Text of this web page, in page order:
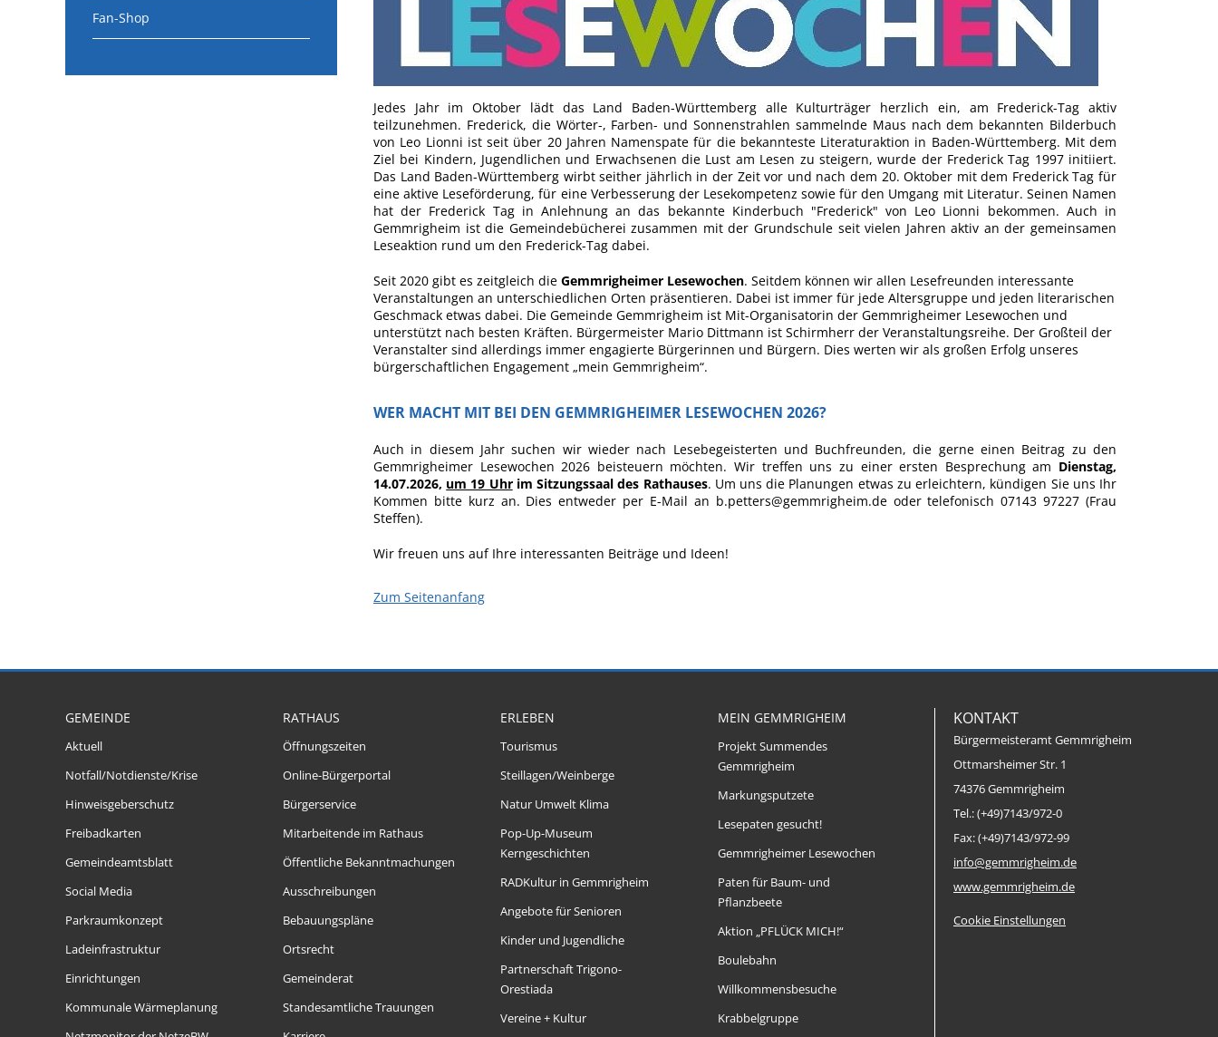
Fan-Shop
Jedes Jahr im Oktober lädt das Land Baden-Württemberg alle Kulturträger herzlich ein, am Frederick-Tag aktiv
teilzunehmen. Frederick, die Wörter-, Farben- und Sonnenstrahlen sammelnde Maus nach dem bekannten Bilderbuch
von Leo Lionni ist seit über 20 Jahren Namenspate für die bekannteste Literaturaktion in Baden-Württemberg. Mit dem
Ziel bei Kindern, Jugendlichen und Erwachsenen die Lust am Lesen zu steigern, wurde der Frederick Tag 1997 initiiert.
Das Land Baden-Württemberg wirbt seither jährlich in der Zeit vor und nach dem 20. Oktober mit dem Frederick Tag für
eine aktive Leseförderung, für eine Verbesserung der Lesekompetenz sowie für den Umgang mit Literatur. Seinen Namen
hat der Frederick Tag in Anlehnung an das bekannte Kinderbuch "Frederick" von Leo Lionni bekommen. Auch in
Gemmrigheim ist die Gemeindebücherei zusammen mit der Grundschule seit vielen Jahren aktiv an der gemeinsamen
Leseaktion rund um den Frederick-Tag dabei.
Seit 2020 gibt es zeitgleich die Gemmrigheimer Lesewochen. Seitdem können wir allen Lesefreunden interessante
Veranstaltungen an unterschiedlichen Orten präsentieren. Dabei ist immer für jede Altersgruppe und jeden literarischen
Geschmack etwas dabei. Die Gemeinde Gemmrigheim ist Mit-Organisatorin der Gemmrigheimer Lesewochen und
unterstützt nach besten Kräften. Bürgermeister Mario Dittmann ist Schirmherr der Veranstaltungsreihe. Der Großteil der
Veranstalter sind allerdings immer engagierte Bürgerinnen und Bürgern. Dies werten wir als großen Erfolg unseres
bürgerschaftlichen Engagement „mein Gemmrigheim“.
WER MACHT MIT BEI DEN GEMMRIGHEIMER LESEWOCHEN 2026?
Auch in diesem Jahr suchen wir wieder nach Lesebegeisterten und Buchfreunden, die gerne einen Beitrag zu den
Gemmrigheimer Lesewochen 2026 beisteuern möchten. Wir treffen uns zu einer ersten Besprechung am Dienstag,
14.07.2026, um 19 Uhrim Sitzungssaal des Rathauses. Um uns die Planungen etwas zu erleichtern, kündigen Sie uns Ihr
Kommen bitte kurz an. Dies entweder per E-Mail an b.petters@gemmrigheim.de oder telefonisch 07143 97227 (Frau
Steffen).
Wir freuen uns auf Ihre interessanten Beiträge und Ideen!
Zum Seitenanfang
GEMEINDE
Aktuell
Notfall/Notdienste/Krise
Hinweisgeberschutz
Freibadkarten
Gemeindeamtsblatt
Social Media
Parkraumkonzept
Ladeinfrastruktur
Einrichtungen
Kommunale Wärmeplanung
RATHAUS
Öffnungszeiten
Online-Bürgerportal
Bürgerservice
Mitarbeitende im Rathaus
Öffentliche Bekanntmachungen
Ausschreibungen
Bebauungspläne
Ortsrecht
Gemeinderat
Standesamtliche Trauungen
ERLEBEN
Tourismus
Steillagen/Weinberge
Natur Umwelt Klima
Pop-Up-Museum
Kerngeschichten
RADKultur in Gemmrigheim
Angebote für Senioren
Kinder und Jugendliche
Partnerschaft Trigono-
Orestiada
Vereine + Kultur
MEIN GEMMRIGHEIM
Projekt Summendes
Gemmrigheim
Markungsputzete
Lesepaten gesucht!
Gemmrigheimer Lesewochen
Paten für Baum- und
Pflanzbeete
Aktion „PFLÜCK MICH!“
Boulebahn
Willkommensbesuche
Krabbelgruppe
KONTAKT
Bürgermeisteramt Gemmrigheim
Ottmarsheimer Str. 1
74376 Gemmrigheim
Tel.: (+49)7143/972-0
Fax: (+49)7143/972-99
info@gemmrigheim.de
www.gemmrigheim.de
Cookie Einstellungen